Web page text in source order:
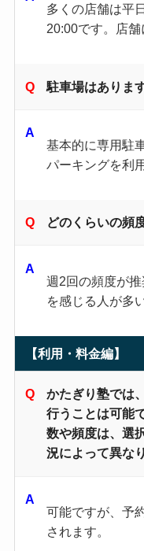
多くの店舗は平
20:00です。店舗
駐車場はありま
基本的に専用駐
パーキングを利
どのくらいの頻
週2回の頻度が
を感じる人が多
【利用・料金編】
かたぎり塾では
行うことは可能
数や頻度は、選
況によって異な
可能ですが、予
されます。